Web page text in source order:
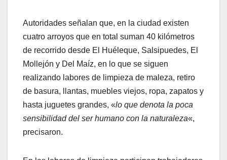
Autoridades señalan que, en la ciudad existen
cuatro arroyos que en total suman 40 kilómetros
de recorrido desde El Huéleque, Salsipuedes, El
Mollejón y Del Maíz, en lo que se siguen
realizando labores de limpieza de maleza, retiro
de basura, llantas, muebles viejos, ropa, zapatos y
hasta juguetes grandes, «lo que denota la poca
sensibilidad del ser humano con la naturaleza«,
precisaron.